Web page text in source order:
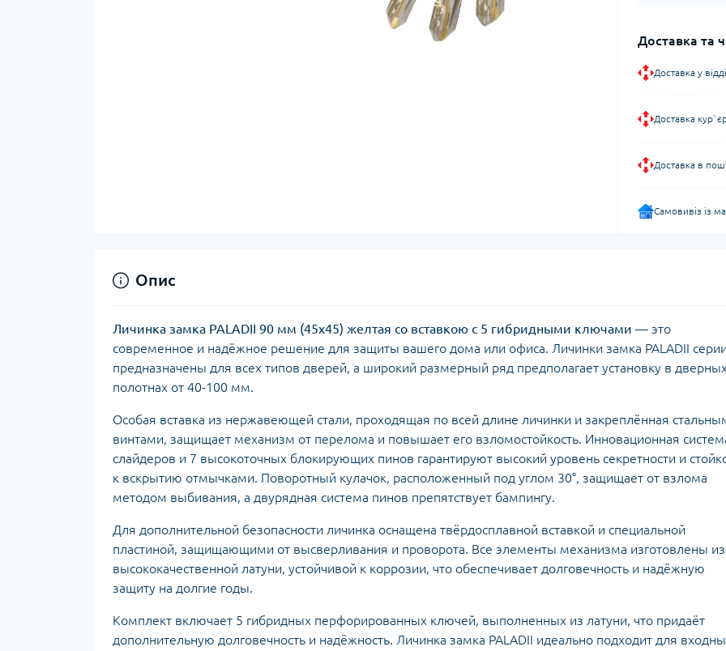
Доставка та
Доставка у
Доставка
Доставка в
Самовивіз із
Опис
Личинка замка PALADII 90 мм (45x45) желтая со вставкою с 5 гибридными ключами — это
современное и надёжное решение для защиты вашего дома или офиса. Личинки замка PALADII серии
предназначены для всех типов дверей, а широкий размерный ряд предполагает установку в дверных
полотнах от 40-100 мм.
Особая вставка из нержавеющей стали, проходящая по всей длине личинки и закреплённая
винтами, защищает механизм от перелома и повышает его взломостойкость. Инновационная
слайдеров и 7 высокоточных блокирующих пинов гарантируют высокий уровень секретности и
к вскрытию отмычками. Поворотный кулачок, расположенный под углом 30°, защищает от взлома
методом выбивания, а двурядная система пинов препятствует бампингу.
Для дополнительной безопасности личинка оснащена твёрдосплавной вставкой и специальной
пластиной, защищающими от высверливания и проворота. Все элементы механизма изготовлены из
высококачественной латуни, устойчивой к коррозии, что обеспечивает долговечность и надёжную
защиту на долгие годы.
Комплект включает 5 гибридных перфорированных ключей, выполненных из латуни, что придаёт
дополнительную долговечность и надёжность. Личинка замка PALADII идеально подходит для